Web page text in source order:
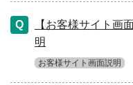
【お客様サイト画
明
お客様サイト画面説明